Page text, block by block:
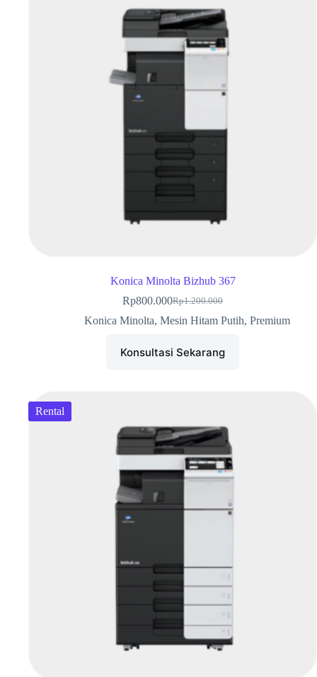
Konica Minolta Bizhub 367
Rp1.200.000
Rp800.000
Konica Minolta, Mesin Hitam Putih, Premium
Konsultasi Sekarang
Rental